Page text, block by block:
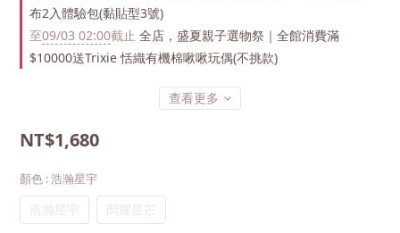
布2入體驗包(黏貼型3號)
至09/03 02:00截止 全店，盛夏親子選物祭｜全館消費滿
$10000送Trixie 恬織有機棉啾啾玩偶(不挑款)
查看更多
NT$1,680
顏色 : 浩瀚星宇
浩瀚星宇 閃耀星芒